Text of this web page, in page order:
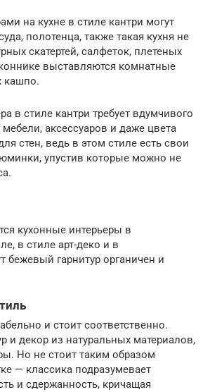
на кухне в стиле кантри могут
полотенца, также такая кухня не
скатертей, салфеток, плетеных
выставляются комнатные
кашпо.
в стиле кантри требует вдумчивого
аксессуаров и даже цвета
стен, ведь в этом стиле есть свои
упустив которые можно не
кухонные интерьеры в
в стиле арт-деко и в
бежевый гарнитур органичен и
и стоит соответственно.
и декор из натуральных материалов,
Но не стоит таким образом
— классика подразумевает
и сдержанность, кричащая